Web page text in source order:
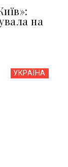
на
УКРАЇНА